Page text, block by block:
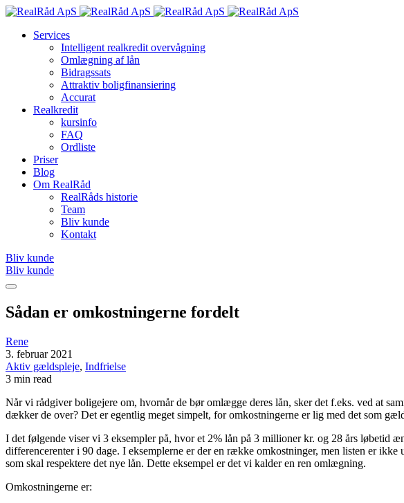
Services
Intelligent realkredit overvågning
Omlægning af lån
Bidragssats
Attraktiv boligfinansiering
Accurat
Realkredit
kursinfo
FAQ
Ordliste
Priser
Blog
Om RealRåd
RealRåds historie
Team
Bliv kunde
Kontakt
Bliv kunde
Bliv kunde
Sådan er omkostningerne fordelt
Rene
3. februar 2021
Aktiv gældspleje, Indfrielse
3 min read
Når vi rådgiver boligejere om, hvornår de bør omlægge deres lån, sker det f.eks. ved at
dækker de over? Det er egentlig meget simpelt, for omkostningerne er lig med det som
I det følgende viser vi 3 eksempler på, hvor et 2% lån på 3 millioner kr. og 28 års løbetid
differencerenter i 90 dage. I eksemplerne er der en række omkostninger, men listen er
som skal respektere det nye lån. Dette eksempel er det vi kalder en ren omlægning.
Omkostningerne er: